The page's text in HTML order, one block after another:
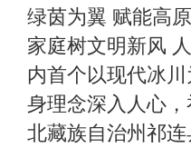
绿茵为翼 赋能高
家庭树文明新风
内首个以现代冰
身理念深入人心
北藏族自治州祁